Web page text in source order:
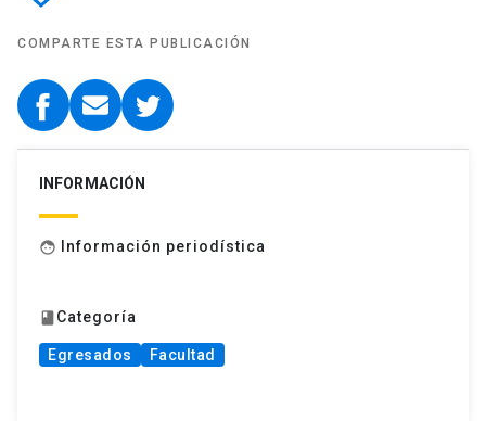
COMPARTE ESTA PUBLICACIÓN
INFORMACIÓN
face Información periodística
book Categoría
Egresados Facultad